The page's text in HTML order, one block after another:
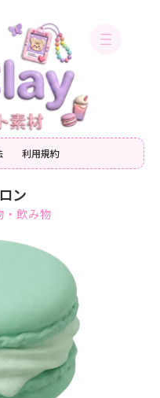
利用規約
ン
・飲み物